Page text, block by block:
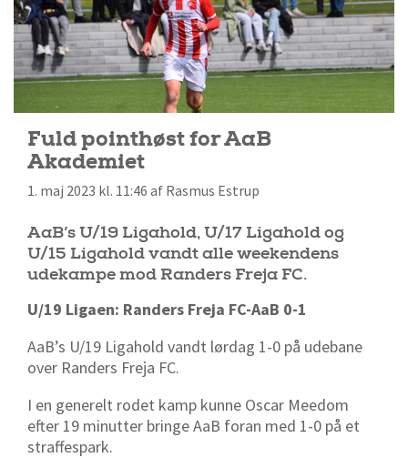
Fuld pointhøst for AaB
Akademiet
1. maj 2023 kl. 11:46 af Rasmus Estrup
AaB’s U/19 Ligahold, U/17 Ligahold og
U/15 Ligahold vandt alle weekendens
udekampe mod Randers Freja FC.
U/19 Ligaen: Randers Freja FC-AaB 0-1
AaB’s U/19 Ligahold vandt lørdag 1-0 på udebane
over Randers Freja FC.
I en generelt rodet kamp kunne Oscar Meedom
efter 19 minutter bringe AaB foran med 1-0 på et
straffespark.